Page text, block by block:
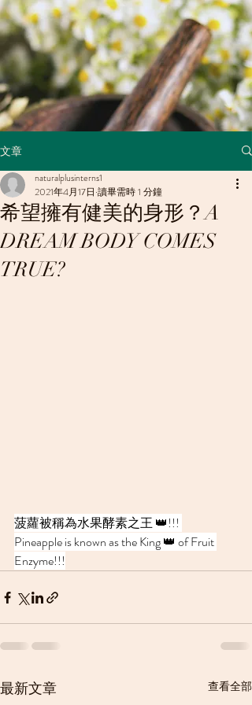
文章
希望擁有健美的身形？A
DREAM BODY COMES
TRUE?
naturalplusinterns1
2021年4月17日 讀畢需時 1 分鐘
菠蘿被稱為水果酵素之王 👑!!!
Pineapple is known as the King 👑 of Fruit
Enzyme!!!
最新文章 查看全部